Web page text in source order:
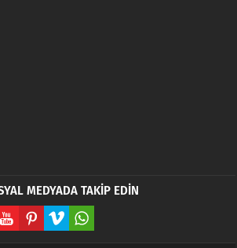
MEDYADA TAKİP EDİN